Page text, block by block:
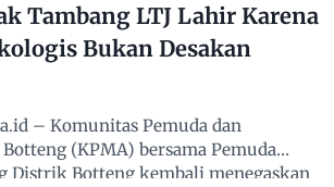
Tambang LTJ Lahir Karena
Bukan Desakan
– Komunitas Pemuda dan
(KPMA) bersama Pemuda
Distrik Botteng kembali menegaskan